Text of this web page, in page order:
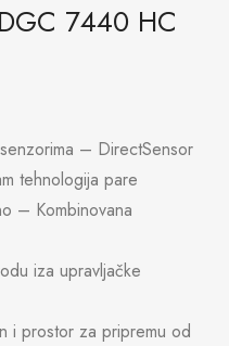
7440 HC
– DirectSensor
tehnologija pare
– Kombinovana
iza upravljačke
i prostor za pripremu od